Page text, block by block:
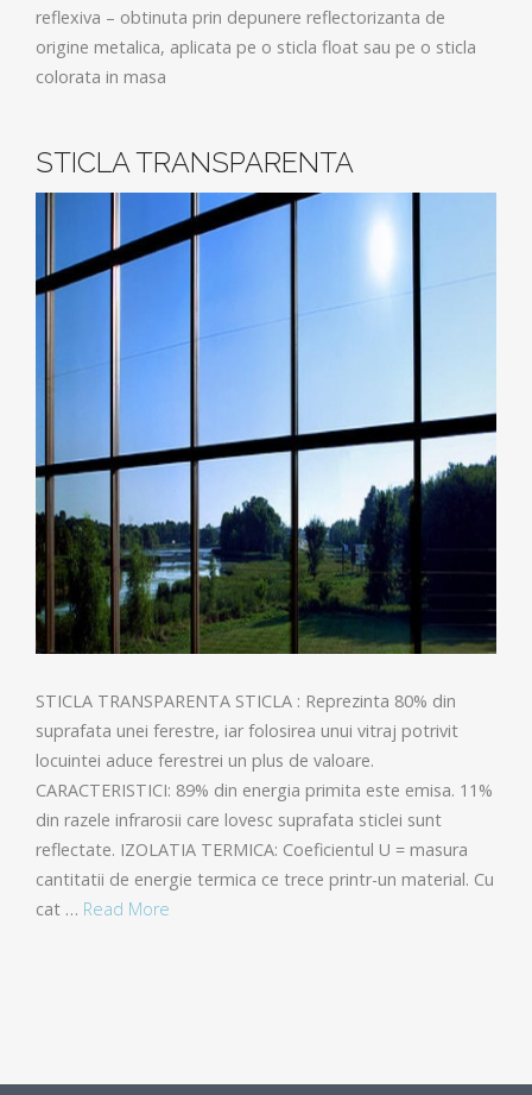
reflexiva – obtinuta prin depunere reflectorizanta de
origine metalica, aplicata pe o sticla float sau pe o sticla
colorata in masa
STICLA TRANSPARENTA
STICLA TRANSPARENTA STICLA : Reprezinta 80% din
suprafata unei ferestre, iar folosirea unui vitraj potrivit
locuintei aduce ferestrei un plus de valoare.
CARACTERISTICI: 89% din energia primita este emisa. 11%
din razele infrarosii care lovesc suprafata sticlei sunt
reflectate. IZOLATIA TERMICA: Coeficientul U = masura
cantitatii de energie termica ce trece printr-un material. Cu
cat … Read More